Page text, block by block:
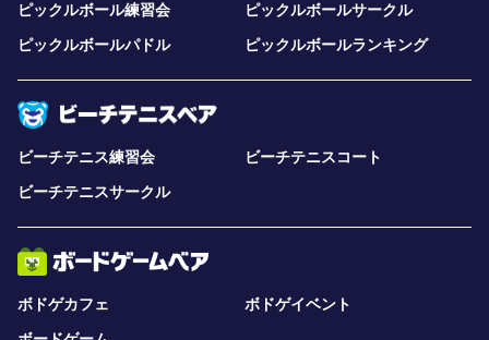
ピックルボール練習会
ピックルボールサークル
ピックルボールパドル
ピックルボールランキング
ビーチテニス練習会
ビーチテニスコート
ビーチテニスサークル
ボドゲカフェ
ボドゲイベント